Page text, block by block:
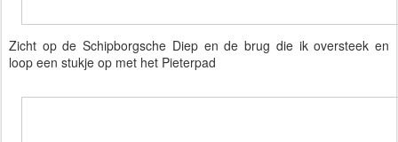
Zicht op de Schipborgsche Diep en de brug die ik oversteek en